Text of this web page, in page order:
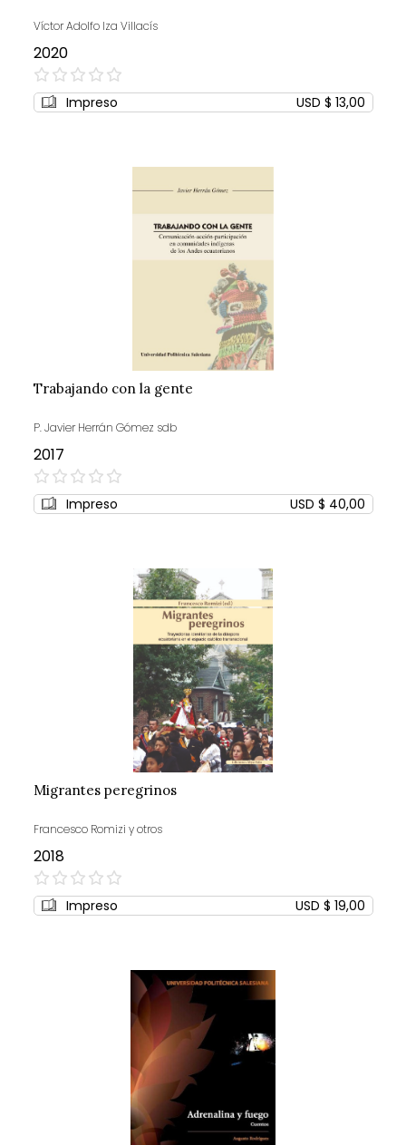
Víctor Adolfo Iza Villacís
2020
0%
Impreso USD $ 13,00
Trabajando con la gente
P. Javier Herrán Gómez sdb
2017
0%
Impreso USD $ 40,00
Migrantes peregrinos
Francesco Romizi y otros
2018
0%
Impreso USD $ 19,00